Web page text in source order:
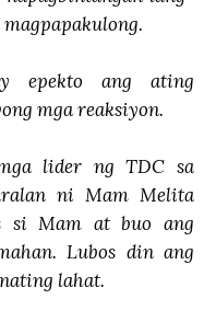
epekto ang ating
mga reaksiyon.
lider ng TDC sa
ni Mam Melita
si Mam at buo ang
Lubos din ang
lahat.